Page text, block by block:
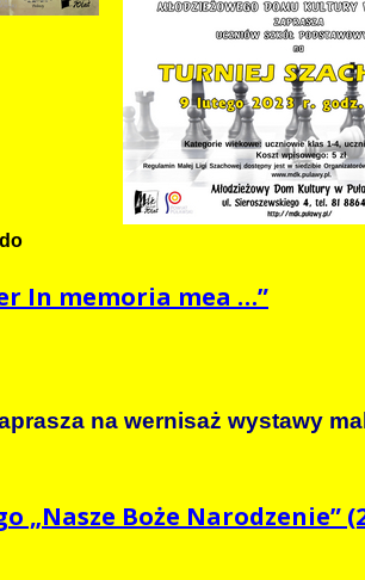
In memoria mea …”
na wernisaż wystawy
Boże Narodzenie”